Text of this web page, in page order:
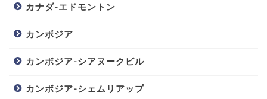
カナダ-エドモントン
カンボジア
カンボジア-シアヌークビル
カンボジア-シェムリアップ